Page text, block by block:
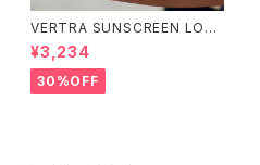
VERTRA SUNSCREEN LOTI
ON WHITE SPF 44＃
¥3,234
30%OFF